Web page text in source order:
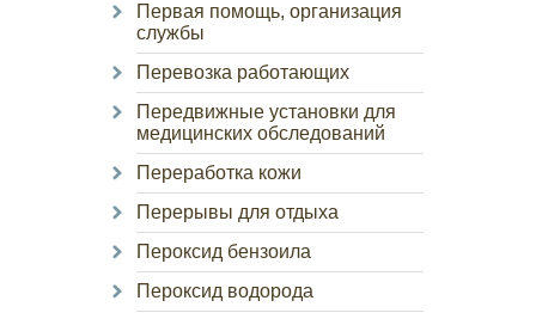
Первая помощь, организация
службы
Перевозка работающих
Передвижные установки для
медицинских обследований
Переработка кожи
Перерывы для отдыха
Пероксид бензоила
Пероксид водорода